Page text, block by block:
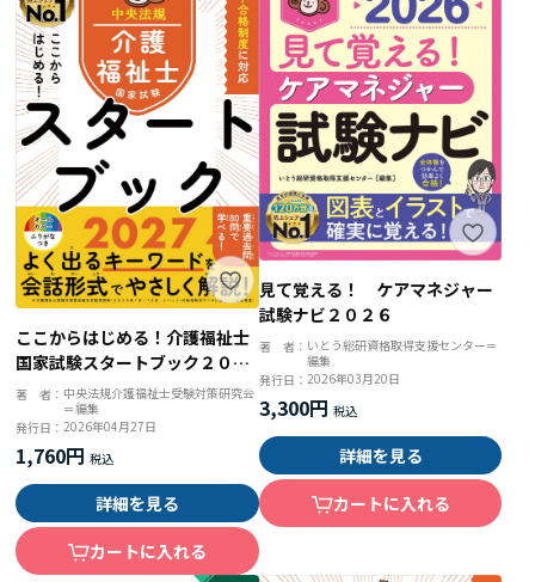
ここからはじめる！介護福祉士
国家試験スタートブック２０２
７
著 者： 中央法規介護福祉士受験対策研究会
＝編集
発行日：2026年04月27日
1,760円
詳細を見る
カートに入れる
見て覚える！ ケアマネジャー
試験ナビ２０２６
著 者： いとう総研資格取得支援センター＝
編集
発行日： 2026年03月20日
3,300円
詳細を見る
カートに入れる